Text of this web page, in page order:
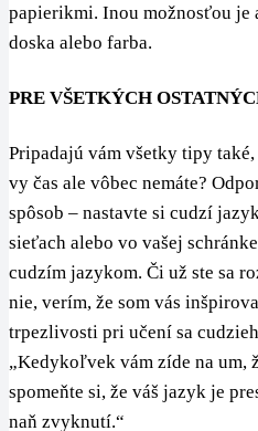
papierikmi. Inou možnosťou je
doska alebo farba.
PRE VŠETKÝCH
Pripadajú vám všetky tipy
vy čas ale vôbec nemáte?
spôsob – nastavte si cudzí
sieťach alebo vo vašej
cudzím jazykom. Či už ste sa
nie, verím, že som vás
trpezlivosti pri učení sa
„Kedykoľvek vám zíde na um,
spomeňte si, že váš jazyk je
naň zvyknutí.“